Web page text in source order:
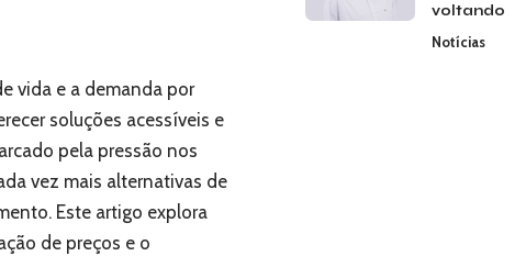
vida e a demanda por
soluções acessíveis e
pela pressão nos
vez mais alternativas de
Este artigo explora
de preços e o
voltando
Notícias